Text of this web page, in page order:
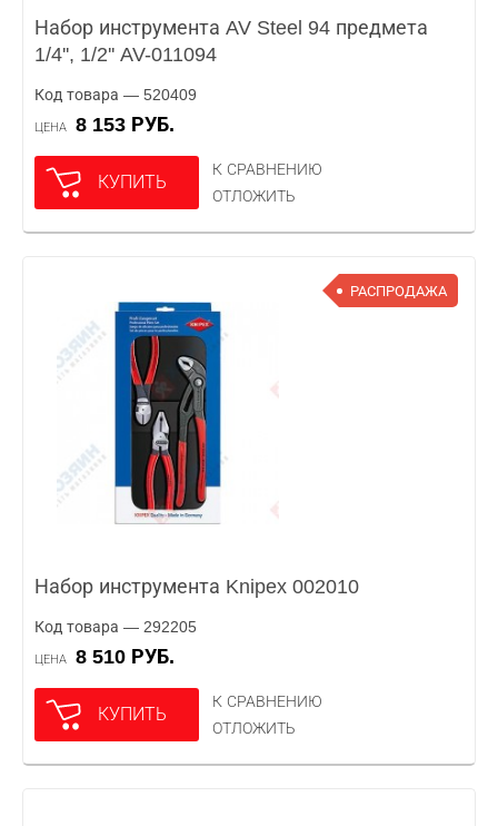
Набор инструмента AV Steel 94 предмета
1/4'', 1/2'' AV-011094
Код товара — 520409
ЦЕНА 8 153 РУБ.
КУПИТЬ
К СРАВНЕНИЮ
ОТЛОЖИТЬ
РАСПРОДАЖА
Набор инструмента Knipex 002010
Код товара — 292205
ЦЕНА 8 510 РУБ.
КУПИТЬ
К СРАВНЕНИЮ
ОТЛОЖИТЬ